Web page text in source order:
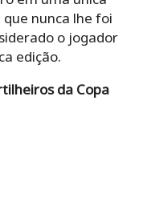
nunca lhe foi
o jogador
edição.
da Copa